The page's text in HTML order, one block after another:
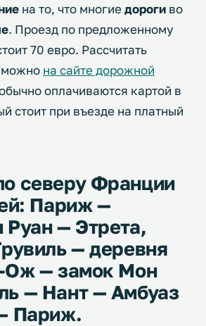
на то, что многие дороги во
. Проезд по предложенному
70 евро. Рассчитать
можно на сайте дорожной
оплачиваются картой в
стоит при въезде на платный
северу Франции
Париж —
— Этрета,
— деревня
Ож — замок Мон
— Нант — Амбуаз
Париж.